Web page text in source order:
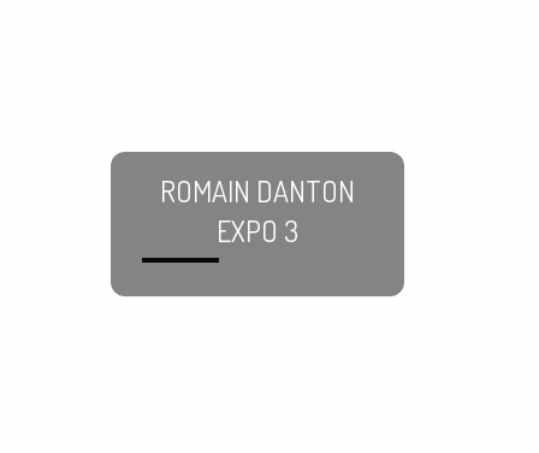
ROMAIN DANTON
EXPO 3